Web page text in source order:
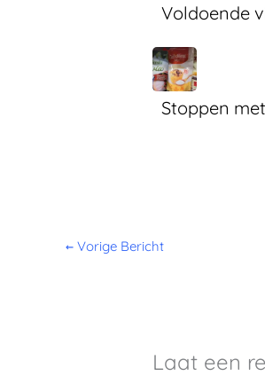
Voldoende
Stoppen
← Vorige Bericht
Laat een